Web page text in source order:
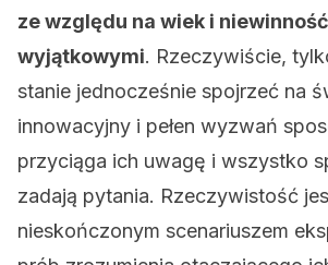
ze względu na wiek i
wyjątkowymi. Rzeczywiście,
stanie jednocześnie spojrzeć na
innowacyjny i pełen wyzwań
przyciąga ich uwagę i wszystko
zadają pytania. Rzeczywistość
nieskończonym scenariuszem